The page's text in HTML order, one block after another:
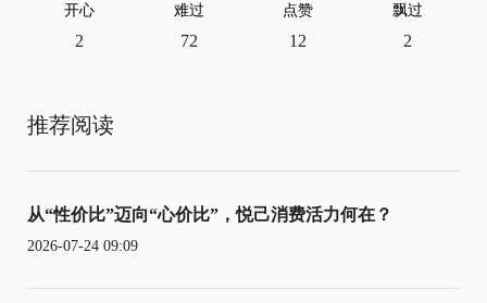
开心
2
难过
72
点赞
12
飘过
2
推荐阅读
从“性价比”迈向“心价比”，悦己消费活力何在？
2026-07-24 09:09